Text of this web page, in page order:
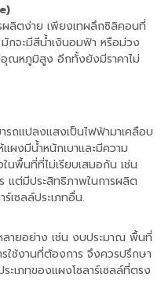
ผลิตง่าย เพียงเทผลึกซิลิคอนที่
กจะมีสีน้ำเงินอมฟ้า หรือม่วง
ณหภูมิสูง อีกทั้งยังมีราคาไม่
รถแปลงแสงเป็นไฟฟ้ามาเคลือบ
ผงมีน้ำหนักเบาและมีความ
นพื้นที่ที่ไม่เรียบเสมอกัน เช่น
แต่มีประสิทธิภาพในการผลิต
เซลล์ประเภทอื่น.
ลายอย่าง เช่น งบประมาณ พื้นที่
ใช้งานที่ต้องการ จึงควรปรึกษา
ะเภทของแผงโซลาร์เซลล์ที่ตรง